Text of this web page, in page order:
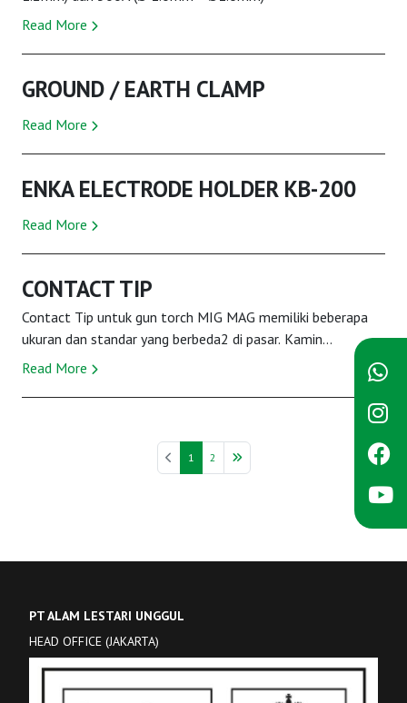
Read More
GROUND / EARTH CLAMP
Read More
ENKA ELECTRODE HOLDER KB-200
Read More
CONTACT TIP
Contact Tip untuk gun torch MIG MAG memiliki beberapa
ukuran dan standar yang berbeda2 di pasar. Kamin
menyediakan Contac Tip dengan standard Panasoni...
Read More
1 2
PT ALAM LESTARI UNGGUL
HEAD OFFICE (JAKARTA)